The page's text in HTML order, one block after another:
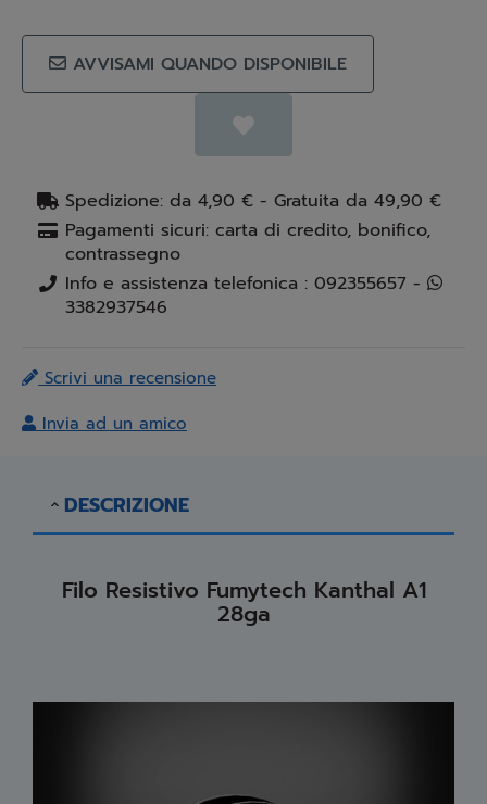
AVVISAMI QUANDO DISPONIBILE
Spedizione: da 4,90 € - Gratuita da 49,90 €
Pagamenti sicuri: carta di credito, bonifico,
contrassegno
Info e assistenza telefonica : 092355657 -
3382937546
Scrivi una recensione
Invia ad un amico
DESCRIZIONE
Filo Resistivo Fumytech Kanthal A1
28ga